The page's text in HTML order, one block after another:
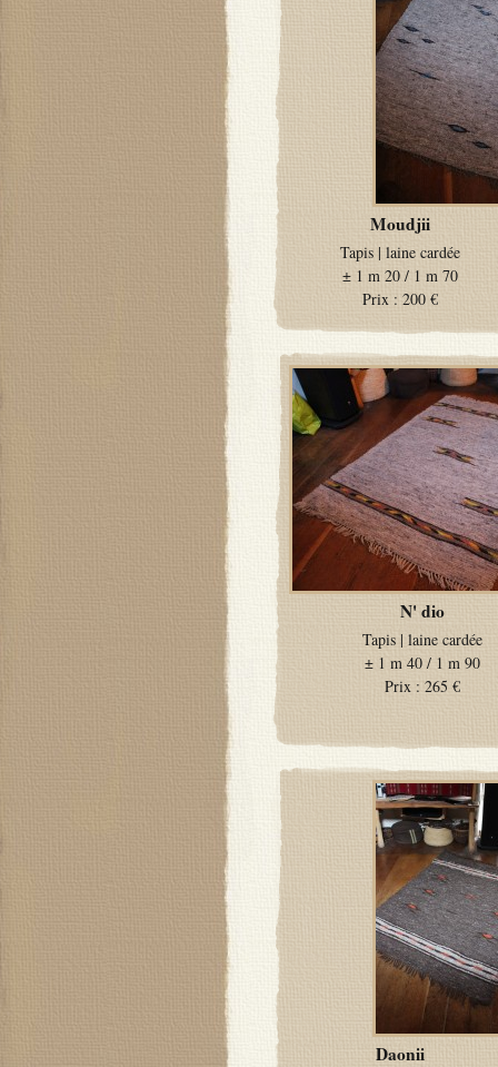
Moudjii
Tapis | laine cardée
± 1 m 20 / 1 m 70
Prix : 200 €
N' dio
Tapis | laine cardée
± 1 m 40 / 1 m 90
Prix : 265 €
Daonii